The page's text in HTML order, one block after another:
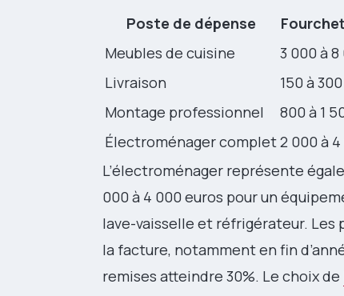
Poste de dépense
Meubles de cuisine
3 000 à
Livraison
150 à
Montage professionnel
800 à 1
Électroménager complet2 000 à
L’électroménager représente
000 à 4 000 euros pour un
lave-vaisselle et réfrigérateur.
la facture, notamment en fin
remises atteindre 30%. Le choix de